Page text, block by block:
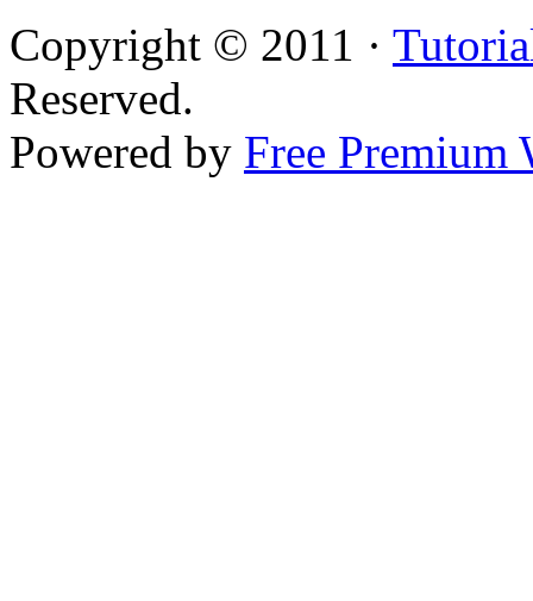
Copyright © 2011 ·
Reserved.
Powered by Free Premium